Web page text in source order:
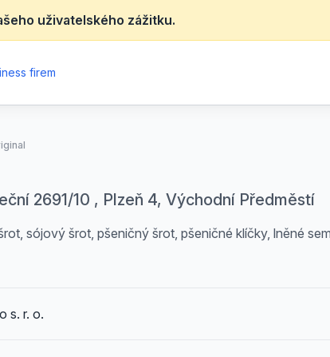
uživatelského zážitku.
firem
2691/10 , Plzeň 4, Východní Předměstí
sójový šrot, pšeničný šrot, pšeničné klíčky, lněné
s. r. o.